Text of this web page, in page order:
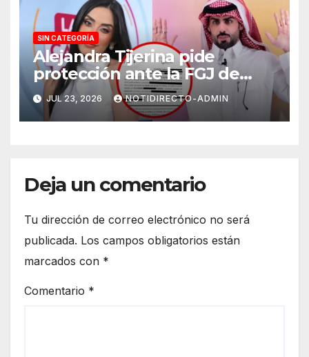
SIN CATEGORÍA
Alejandra Tijerina pide
protección ante la FGJ de
CdMx por vîolêncîa mediática
y psicológica de Masad
Altamimi, integrante de La
JUL 23, 2026 NOTIDIRECTO-ADMIN
Deja un comentario
Tu dirección de correo electrónico no será
publicada. Los campos obligatorios están
marcados con *
Comentario *